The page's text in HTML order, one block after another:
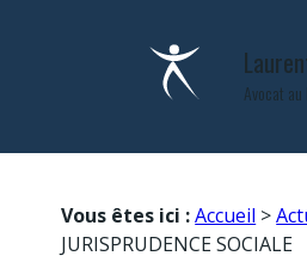
Avocat au
Vous êtes ici :Accueil >
JURISPRUDENCE SOCIALE